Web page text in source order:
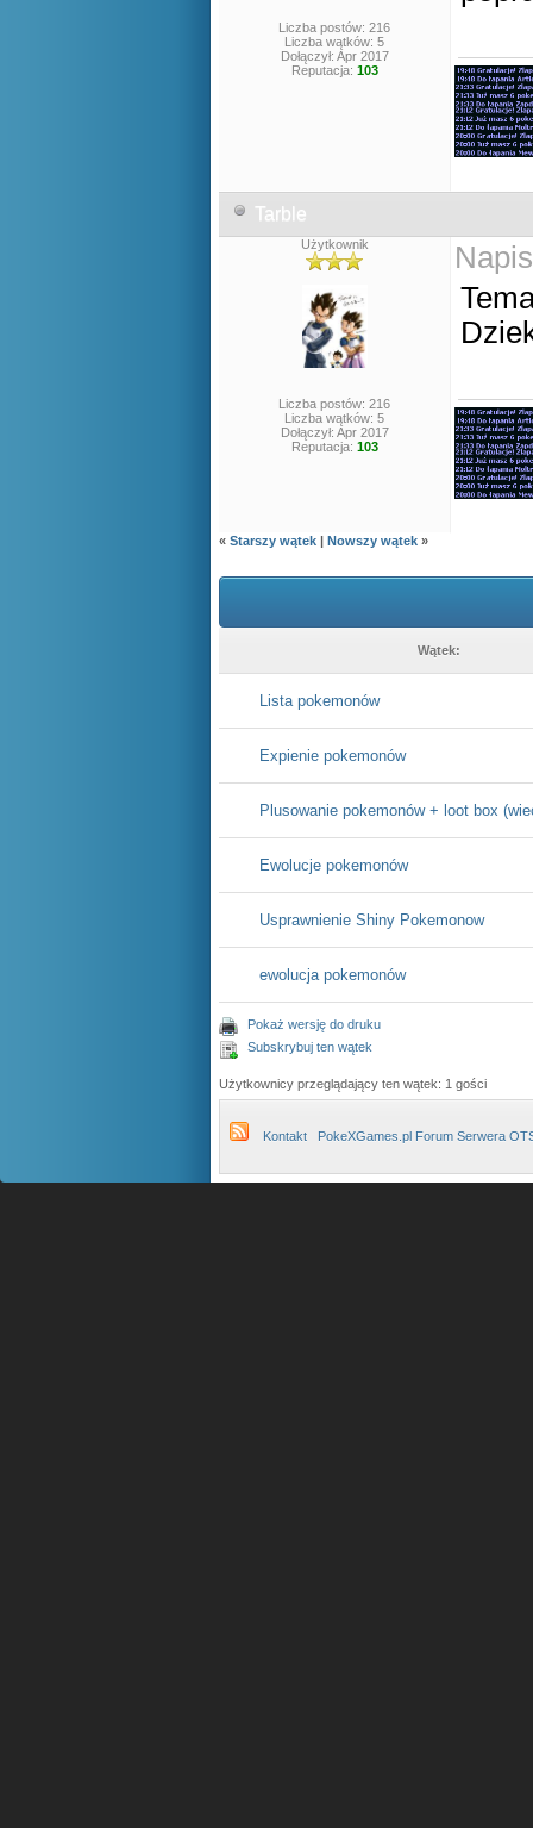
Liczba postów: 216
Liczba wątków: 5
Dołączył: Apr 2017
Reputacja: 103
Tarble
Użytkownik
Liczba postów: 216
Liczba wątków: 5
Dołączył: Apr 2017
Reputacja: 103
« Starszy wątek | Nowszy wątek »
Wątek:
Lista pokemonów
Expienie pokemonów
Plusowanie pokemonów + loot box
Ewolucje pokemonów
Usprawnienie Shiny Pokemonow
ewolucja pokemonów
Pokaż wersję do druku
Subskrybuj ten wątek
Użytkownicy przeglądający ten wątek: 1 gości
Kontakt PokeXGames.pl Forum Serwera